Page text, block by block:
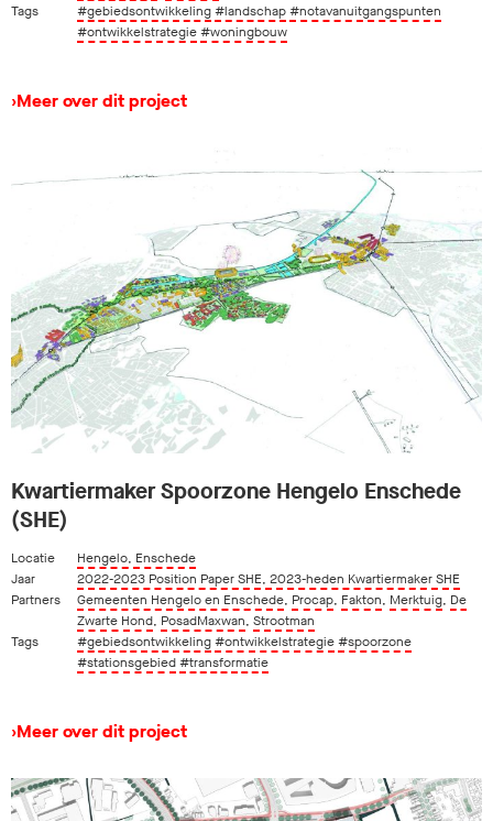
Tags
#gebiedsontwikkeling#landschap#notavanuitgangspunten
#ontwikkelstrategie#woningbouw
›Meer over dit project
Kwartiermaker Spoorzone Hengelo Enschede
(SHE)
Locatie
Hengelo, Enschede
Jaar
2022-2023 Position Paper SHE, 2023-heden Kwartiermaker SHE
Partners
Gemeenten Hengelo en Enschede, Procap, Fakton, Merktuig, De
Zwarte Hond, PosadMaxwan, Strootman
Tags
#gebiedsontwikkeling#ontwikkelstrategie#spoorzone
#stationsgebied#transformatie
›Meer over dit project